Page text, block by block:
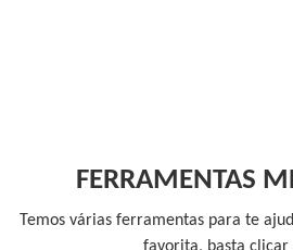
FERRAMENTAS
Temos várias ferramentas para te